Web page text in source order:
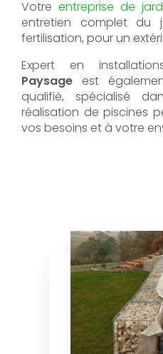
Votreentreprise de
entretien complet
fertilisation, pour un
Expert en
Paysage est
qualifié, spécialisé
réalisation de piscines
vos besoins et à votre